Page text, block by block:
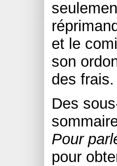
et le
son
des frais.
Des
Pour
pour